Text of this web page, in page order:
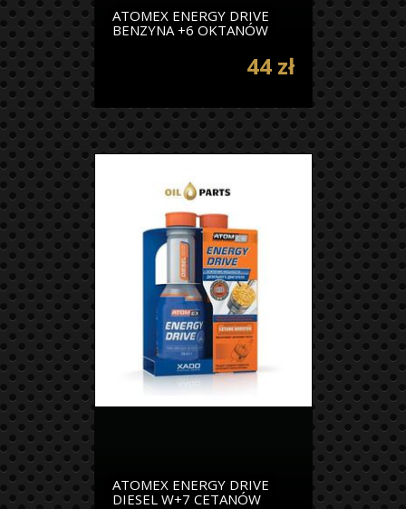
ATOMEX ENERGY DRIVE
BENZYNA +6 OKTANÓW
44 zł
ATOMEX ENERGY DRIVE
DIESEL W+7 CETANÓW